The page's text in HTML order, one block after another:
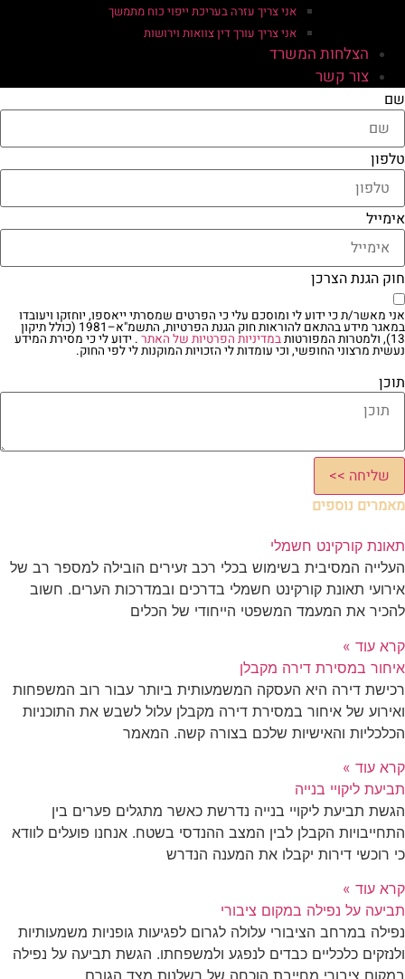
אני צריך עזרה בעריכת ייפוי כוח מתמשך
אני צריך עורך דין צוואות וירושות
הצלחות המשרד
צור קשר
שם
טלפון
אימייל
חוק הגנת הצרכן
אני מאשר/ת כי ידוע לי ומוסכם עלי כי הפרטים שמסרתי ייאספו, יוחזקו ויעובדו
במאגר מידע בהתאם להוראות חוק הגנת הפרטיות, התשמ"א–1981 (כולל תיקון
13), ולמטרות המפורטות במדיניות הפרטיות של האתר . ידוע לי כי מסירת המידע
נעשית מרצוני החופשי, וכי עומדות לי הזכויות המוקנות לי לפי החוק.
תוכן
שליחה >>
מאמרים נוספים
תאונת קורקינט חשמלי
העלייה המסיבית בשימוש בכלי רכב זעירים הובילה למספר רב של
אירועי תאונת קורקינט חשמלי בדרכים ובמדרכות הערים. חשוב
להכיר את המעמד המשפטי הייחודי של הכלים
קרא עוד »
איחור במסירת דירה מקבלן
רכישת דירה היא העסקה המשמעותית ביותר עבור רוב המשפחות
ואירוע של איחור במסירת דירה מקבלן עלול לשבש את התוכניות
הכלכליות והאישיות שלכם בצורה קשה. המאמר
קרא עוד »
תביעת ליקויי בנייה
הגשת תביעת ליקויי בנייה נדרשת כאשר מתגלים פערים בין
התחייבויות הקבלן לבין המצב ההנדסי בשטח. אנחנו פועלים לוודא
כי רוכשי דירות יקבלו את המענה הנדרש
קרא עוד »
תביעה על נפילה במקום ציבורי
נפילה במרחב הציבורי עלולה לגרום לפגיעות גופניות משמעותיות
ולנזקים כלכליים כבדים לנפגע ולמשפחתו. הגשת תביעה על נפילה